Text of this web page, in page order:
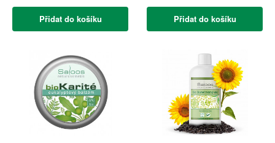
Přidat do košíku Přidat do košíku